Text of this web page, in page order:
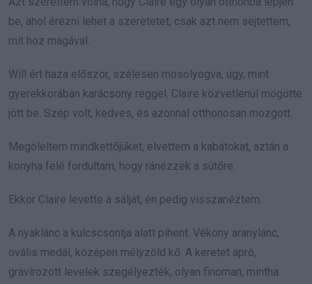
be, ahol érezni lehet a szeretetet, csak azt nem sejtettem,
mit hoz magával.
Will ért haza először, szélesen mosolyogva, úgy, mint
gyerekkorában karácsony reggel. Claire közvetlenül mögötte
jött be. Szép volt, kedves, és azonnal otthonosan mozgott.
Megöleltem mindkettőjüket, elvettem a kabátokat, aztán a
konyha felé fordultam, hogy ránézzek a sütőre.
Ekkor Claire levette a sálját, én pedig visszanéztem.
A nyaklánc a kulcscsontja alatt pihent. Vékony aranylánc,
ovális medál, középen mélyzöld kő. A keretet apró,
gravírozott levelek szegélyezték, olyan finoman, mintha